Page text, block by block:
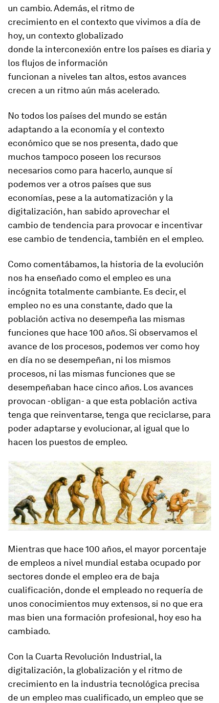
un cambio. Además, el ritmo de
crecimiento en el contexto que vivimos a día de
hoy, un contexto globalizado
donde la interconexión entre los países es diaria y
los flujos de información
funcionan a niveles tan altos, estos avances
crecen a un ritmo aún más acelerado.
No todos los países del mundo se están
adaptando a la economía y el contexto
económico que se nos presenta, dado que
muchos tampoco poseen los recursos
necesarios como para hacerlo, aunque sí
podemos ver a otros países que sus
economías, pese a la automatización y la
digitalización, han sabido aprovechar el
cambio de tendencia para provocar e incentivar
ese cambio de tendencia, también en el empleo.
Como comentábamos, la historia de la evolución
nos ha enseñado como el empleo es una
incógnita totalmente cambiante. Es decir, el
empleo no es una constante, dado que la
población activa no desempeña las mismas
funciones que hace 100 años. Si observamos el
avance de los procesos, podemos ver como hoy
en día no se desempeñan, ni los mismos
procesos, ni las mismas funciones que se
desempeñaban hace cinco años. Los avances
provocan -obligan- a que esta población activa
tenga que reinventarse, tenga que reciclarse, para
poder adaptarse y evolucionar, al igual que lo
hacen los puestos de empleo.
Mientras que hace 100 años, el mayor porcentaje
de empleos a nivel mundial estaba ocupado por
sectores donde el empleo era de baja
cualificación, donde el empleado no requería de
unos conocimientos muy extensos, si no que era
mas bien una formación profesional, hoy eso ha
cambiado.
Con la Cuarta Revolución Industrial, la
digitalización, la globalización y el ritmo de
crecimiento en la industria tecnológica precisa
de un empleo mas cualificado, un empleo que se